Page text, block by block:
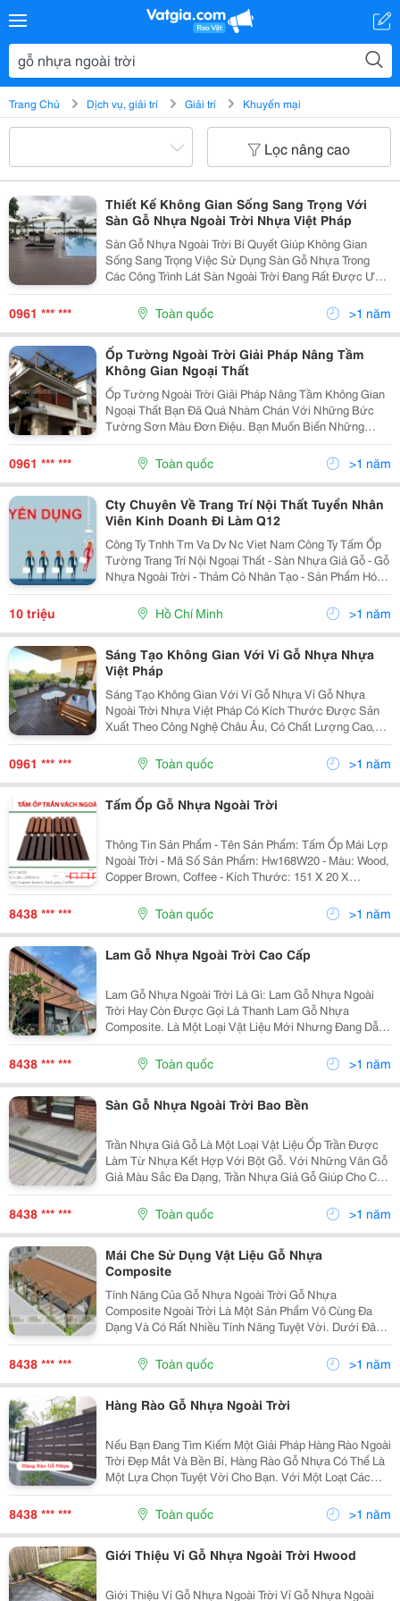
Trang Chủ Dịch vụ, giải trí Giải trí Khuyến mại
Lọc nâng cao
Thiết Kế Không Gian Sống Sang Trọng Với
Sàn Gỗ Nhựa Ngoài Trời Nhựa Việt Pháp
Sàn Gỗ Nhựa Ngoài Trời Bí Quyết Giúp Không Gian
Sống Sang Trọng Việc Sử Dụng Sàn Gỗ Nhựa Trong
Các Công Trình Lát Sàn Ngoài Trời Đang Rất Được Ưa
Chuộng Và Sử Dụng Rộng Rãi. Với Giá Trị Thẩm Mĩ
Cao, Sàn Gỗ Nhựa Ngoài Trời Giúp Nâng Cấp...
0961 *** *** Toàn quốc >1 năm
Ốp Tường Ngoài Trời Giải Pháp Nâng Tầm
Không Gian Ngoại Thất
Ốp Tường Ngoài Trời Giải Pháp Nâng Tầm Không Gian
Ngoại Thất Bạn Đã Quá Nhàm Chán Với Những Bức
Tường Sơn Màu Đơn Điệu. Bạn Muốn Biến Những
Những Bức Tường Trở Nên Độc Đáo Và Ấn Tượng. Sử
Dụng Ốp Tường Gỗ Nhựa Ngoài Trời Sẽ Mang Đến Cho
0961 *** *** Toàn quốc >1 năm
Cty Chuyên Về Trang Trí Nội Thất Tuyển Nhân
Viên Kinh Doanh Đi Làm Q12
Công Ty Tnhh Tm Va Dv Nc Viet Nam Công Ty Tấm Ốp
Tường Trang Trí Nội Ngoại Thất - Sàn Nhựa Giả Gỗ - Gỗ
Nhựa Ngoài Trời - Thảm Cỏ Nhân Tạo - Sản Phẩm Hót
Dễ Bán. Mở Rộng Quy Mô Bên Mình Cần Tuyển Dụng
Nvkd Đi Làm Luôn Số Lượng: 5 Sales (...
10 triệu Hồ Chí Minh >1 năm
Sáng Tạo Không Gian Với Vỉ Gỗ Nhựa Nhựa
Việt Pháp
Sáng Tạo Không Gian Với Vỉ Gỗ Nhựa Vỉ Gỗ Nhựa
Ngoài Trời Nhựa Việt Pháp Có Kích Thước Được Sản
Xuất Theo Công Nghệ Châu Âu, Có Chất Lượng Cao,
Với Kích Thước Vừa Phải Được Sử Dụng Rộng Rãi
Trong Việc Trang Trí Không Gian Ngoại Thất. Cấu...
0961 *** *** Toàn quốc >1 năm
Tấm Ốp Gỗ Nhựa Ngoài Trời
Thông Tin Sản Phẩm - Tên Sản Phẩm: Tấm Ốp Mái Lợp
Ngoài Trời - Mã Số Sản Phẩm: Hw168W20 - Màu: Wood,
Copper Brown, Coffee - Kích Thước: 151 X 20 X
2900Mm - Ứng Dụng: Lợp Mái Nhà, Mái Chòi Nghỉ Gỗ,
Ốp Vách Tường - Bảo Hành: 10 Năm - Thời...
8438 *** *** Toàn quốc >1 năm
Lam Gỗ Nhựa Ngoài Trời Cao Cấp
Lam Gỗ Nhựa Ngoài Trời Là Gì: Lam Gỗ Nhựa Ngoài
Trời Hay Còn Được Gọi Là Thanh Lam Gỗ Nhựa
Composite. Là Một Loại Vật Liệu Mới Nhưng Đang Dẫn
Đầu Xu Hướng Vật Liệu Hiện Nay. Thanh Lam Gỗ Nhựa
Composite Được Sản Xuất Từ Hỗn Hợp Bột Gỗ, Bột
Nhựa...
8438 *** *** Toàn quốc >1 năm
Sàn Gỗ Nhựa Ngoài Trời Bao Bền
Trần Nhựa Giả Gỗ Là Một Loại Vật Liệu Ốp Trần Được
Làm Từ Nhựa Kết Hợp Với Bột Gỗ. Với Những Vân Gỗ
Giả Màu Sắc Đa Dạng, Trần Nhựa Giả Gỗ Giúp Cho Căn
Phòng Của Bạn Trở Nên Sang Trọng Hơn. Bên Cạnh Đó,
Vật Liệu Này Còn Có Khả Năng Chống Chịu Mối Mọt,...
8438 *** *** Toàn quốc >1 năm
Mái Che Sử Dụng Vật Liệu Gỗ Nhựa
Composite
Tính Năng Của Gỗ Nhựa Ngoài Trời Gỗ Nhựa
Composite Ngoài Trời Là Một Sản Phẩm Vô Cùng Đa
Dạng Và Có Rất Nhiều Tính Năng Tuyệt Vời. Dưới Đây
Là Một Số Tính Năng Của Gỗ Nhựa Composite: Độ Bền
8438 *** *** Toàn quốc >1 năm
Hàng Rào Gỗ Nhựa Ngoài Trời
Nếu Bạn Đang Tìm Kiếm Một Giải Pháp Hàng Rào Ngoài
Trời Đẹp Mắt Và Bền Bỉ, Hàng Rào Gỗ Nhựa Có Thể Là
Một Lựa Chọn Tuyệt Vời Cho Bạn. Với Một Loạt Các
Mẫu Mã Và Kiểu Dáng Khác Nhau, Hàng Rào Gỗ Nhựa
Có Thể Phù Hợp Với Nhiều Loại Kiến Trúc Và Phong...
8438 *** *** Toàn quốc >1 năm
Giới Thiệu Vỉ Gỗ Nhựa Ngoài Trời Hwood
Giới Thiệu Vỉ Gỗ Nhựa Ngoài Trời Vỉ Gỗ Nhựa Ngoài